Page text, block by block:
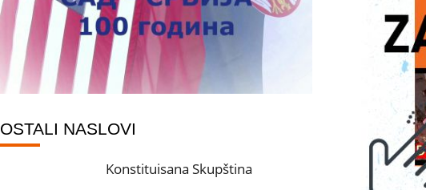
OSTALI NASLOVI
Konstituisana Skupština